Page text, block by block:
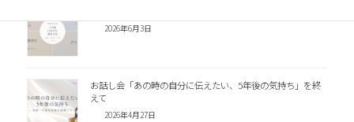
2026年6月3日
お話し会「あの時の自分に伝えたい、5年後の気持ち」を終
えて
2026年4月27日